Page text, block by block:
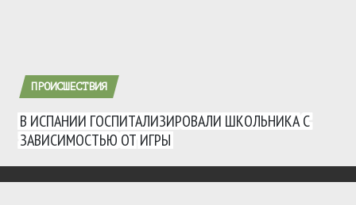
ПРОИСШЕСТВИЯ
В ИСПАНИИ ГОСПИТАЛИЗИРОВАЛИ ШКОЛЬНИКА С
ЗАВИСИМОСТЬЮ ОТ ИГРЫ